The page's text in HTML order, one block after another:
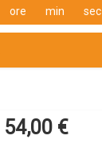
ore min sec
54,00 €